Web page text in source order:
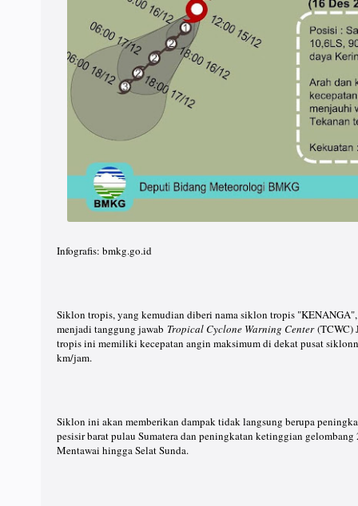
Infografis: bmkg.go.id
Siklon tropis, yang kemudian diberi nama siklon tropis
menjadi tanggung jawab Tropical Cyclone Warning Center(TCWC)
tropis ini memiliki kecepatan angin maksimum di dekat pusat
km/jam.
Siklon ini akan memberikan dampak tidak langsung berupa
pesisir barat pulau Sumatera dan peningkatan ketinggian
Mentawai hingga Selat Sunda.